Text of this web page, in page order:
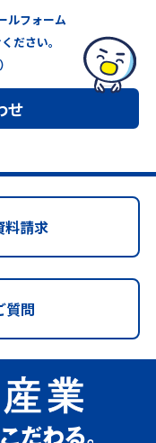
ルフォーム
ださい。
せ
料請求
質問